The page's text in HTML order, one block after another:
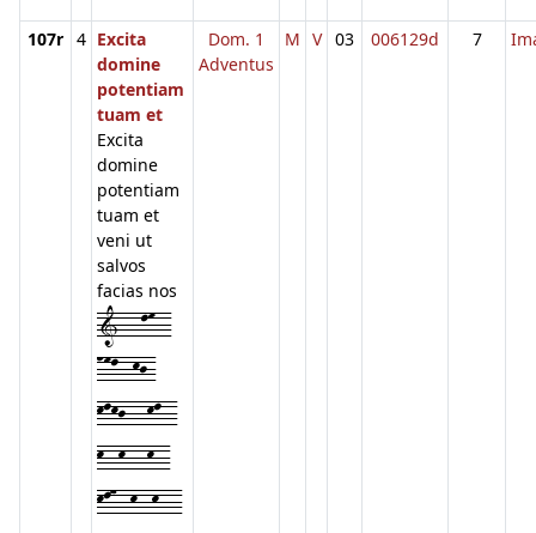
107r 4 Excita
domine
potentiam
tuam et
Excita
domine
potentiam
tuam et
veni ut
salvos
facias nos
1---lm--
nml--kj-
klkj---kl--
k--k---k--
kl7--k--k---
Dom. 1
Adventus
M V 03 006129d 7